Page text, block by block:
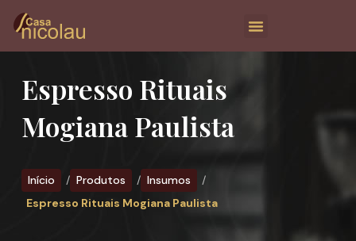
Espresso Rituais
Mogiana Paulista
Início Produtos
Insumos
Espresso Rituais Mogiana Paulista